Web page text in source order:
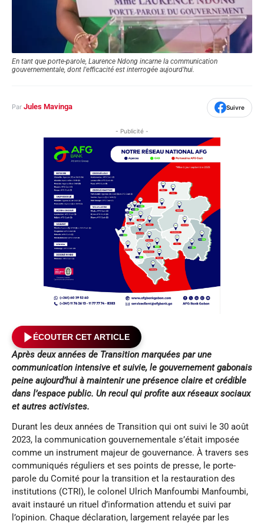
En tant que porte-parole, Laurence Ndong incarne la communication
gouvernementale, dont l'efficacité est interrogée aujourd'hui.
Par Jules Mavinga Suivre
- Publicité -
ÉCOUTER CET ARTICLE
Après deux années de Transition marquées par une
communication intensive et suivie, le gouvernement gabonais
peine aujourd’hui à maintenir une présence claire et crédible
dans l’espace public. Un recul qui profite aux réseaux sociaux
et autres activistes.
Durant les deux années de Transition qui ont suivi le 30 août
2023, la communication gouvernementale s’était imposée
comme un instrument majeur de gouvernance. À travers ses
communiqués réguliers et ses points de presse, le porte-
parole du Comité pour la transition et la restauration des
institutions (CTRI), le colonel Ulrich Manfoumbi Manfoumbi,
avait instauré un rituel d’information attendu et suivi par
l’opinion. Chaque déclaration, largement relayée par les